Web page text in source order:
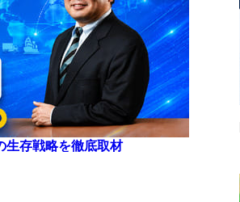
生存戦略を徹底取材